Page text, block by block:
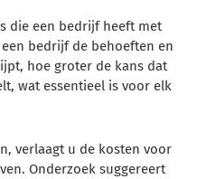
die een bedrijf heeft met
bedrijf de behoeften en
hoe groter de kans dat
wat essentieel is voor elk
verlaagt u de kosten voor
Onderzoek suggereert